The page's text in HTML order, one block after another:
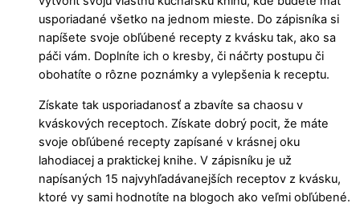
usporiadané všetko na jednom mieste. Do zápisníka si
napíšete svoje obľúbené recepty z kvásku tak, ako sa
páči vám. Doplníte ich o kresby, či náčrty postupu či
obohatíte o rôzne poznámky a vylepšenia k receptu.
Získate tak usporiadanosť a zbavíte sa chaosu v
kváskových receptoch. Získate dobrý pocit, že máte
svoje obľúbené recepty zapísané v krásnej oku
lahodiacej a praktickej knihe. V zápisníku je už
napísaných 15 najvyhľadávanejších receptov z kvásku,
ktoré vy sami hodnotíte na blogoch ako veľmi obľúbené.